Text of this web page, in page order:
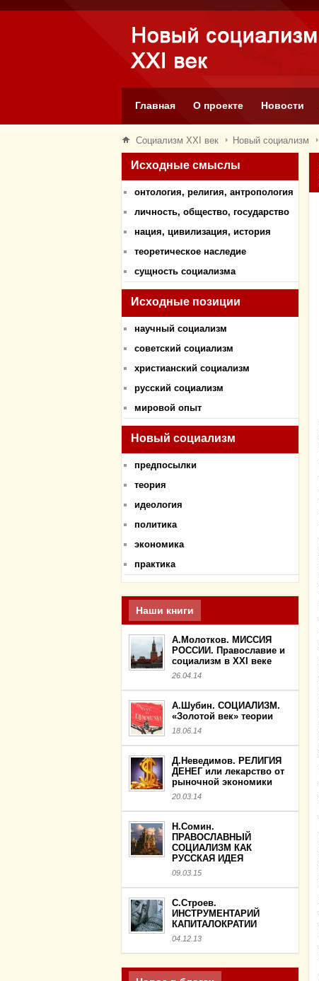
Главная О проекте Новости
Социализм XXI век Новый социализм
Исходные смыслы
онтология, религия, антропология
личность, общество, государство
нация, цивилизация, история
теоретическое наследие
сущность социализма
Исходные позиции
научный социализм
советский социализм
христианский социализм
русский социализм
мировой опыт
Новый социализм
предпосылки
теория
идеология
политика
экономика
практика
Наши книги
А.Молотков. МИССИЯ
РОССИИ. Православие и
социализм в XXI веке
26.04.14
А.Шубин. СОЦИАЛИЗМ.
«Золотой век» теории
18.06.14
Д.Неведимов. РЕЛИГИЯ
ДЕНЕГ или лекарство от
рыночной экономики
20.03.14
Н.Сомин.
ПРАВОСЛАВНЫЙ
СОЦИАЛИЗМ КАК
РУССКАЯ ИДЕЯ
09.03.15
С.Строев.
ИНСТРУМЕНТАРИЙ
КАПИТАЛОКРАТИИ
04.12.13